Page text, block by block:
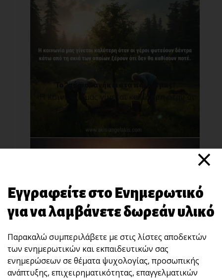
Το "αύριο" ανήκει στα παιδιά μας!
«Η κοινωνία μας γίνεται καλύτερη όταν οι
γέροι φυτ[...]
χτίζει αυτοκυριαρχία και ωριμότητα ηγεσίας.
Πολλές φορές, αυτό που καταστρέφει μια
σχέση, μια [...]
×
Εγγραφείτε στο Ενημερωτικό
για να λαμβάνετε δωρεάν υλικό
Παρακαλώ συμπεριλάβετε με στις λίστες αποδεκτών
των ενημερωτικών και εκπαιδευτικών σας
ενημερώσεων σε θέματα ψυχολογίας, προσωπικής
ανάπτυξης, επιχειρηματικότητας, επαγγελματικών